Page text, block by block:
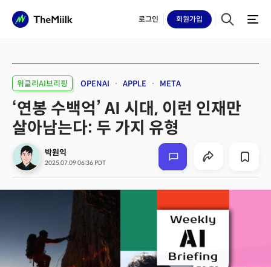
로그인 회원가입
위클리AI브리핑 OPENAI APPLE META
‘연봉 수백억’ AI 시대, 이런 인재만
살아남는다: 두 가지 유형
박원익
2025.07.09 06:36 PDT